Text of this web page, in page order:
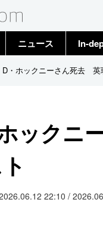
ニュース
トップ
In-
D・ホックニーさん死去 英
ックニ
22:10 /